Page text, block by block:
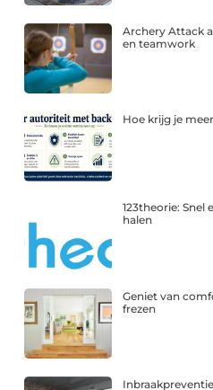
Archery Attack
en teamwork
Hoe krijg je
123theorie: Snel
halen
Geniet van
frezen